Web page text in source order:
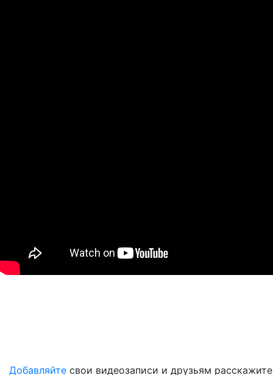
Добавляйте свои видеозаписи и друзьям